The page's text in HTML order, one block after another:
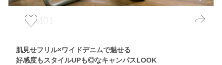
101
肌見せフリル×ワイドデニムで魅せる
好感度もスタイルUPも◎なキャンパスLOOK